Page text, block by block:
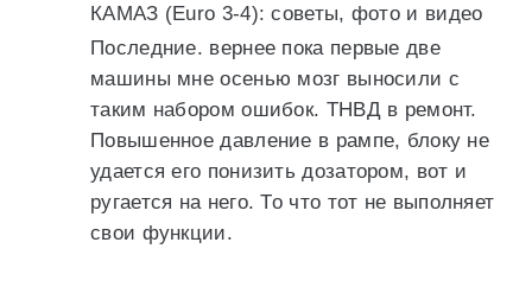
КАМАЗ (Euro 3-4): советы, фото и видео
Последние. вернее пока первые две
машины мне осенью мозг выносили с
таким набором ошибок. ТНВД в ремонт.
Повышенное давление в рампе, блоку не
удается его понизить дозатором, вот и
ругается на него. То что тот не выполняет
свои функции.